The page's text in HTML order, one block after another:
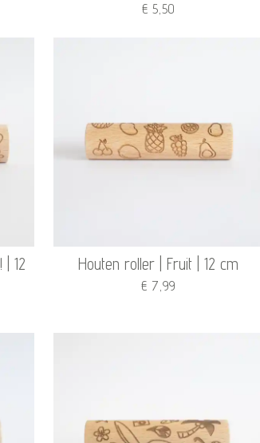
€ 5,50
12
Houten roller | Fruit | 12 cm
€ 7,99